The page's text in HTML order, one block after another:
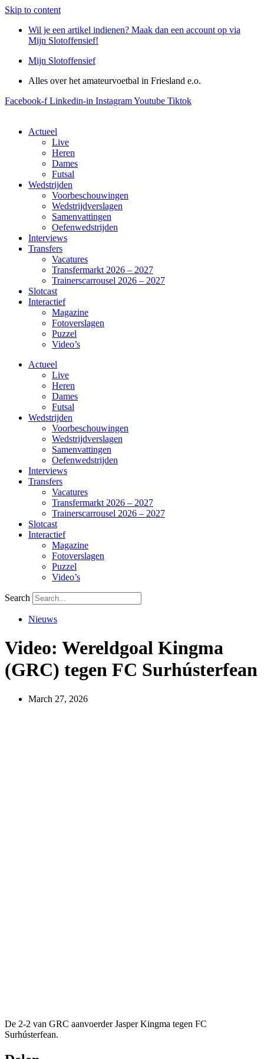
Skip to content
Wil je een artikel indienen? Maak dan een account op via
Mijn Slotoffensief!
Mijn Slotoffensief
Alles over het amateurvoetbal in Friesland e.o.
Facebook-f Linkedin-in InstagramYoutube Tiktok
Actueel
Live
Heren
Dames
Futsal
Wedstrijden
Voorbeschouwingen
Wedstrijdverslagen
Samenvattingen
Oefenwedstrijden
Interviews
Transfers
Vacatures
Transfermarkt 2026 – 2027
Trainerscarrousel 2026 – 2027
Slotcast
Interactief
Magazine
Fotoverslagen
Puzzel
Video’s
Actueel
Live
Heren
Dames
Futsal
Wedstrijden
Voorbeschouwingen
Wedstrijdverslagen
Samenvattingen
Oefenwedstrijden
Interviews
Transfers
Vacatures
Transfermarkt 2026 – 2027
Trainerscarrousel 2026 – 2027
Slotcast
Interactief
Magazine
Fotoverslagen
Puzzel
Video’s
Search
Nieuws
Video: Wereldgoal Kingma
(GRC) tegen FC Surhústerfean
March 27, 2026
De 2-2 van GRC aanvoerder Jasper Kingma tegen FC
Surhústerfean.